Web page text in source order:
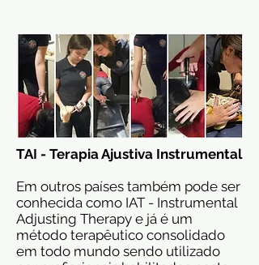
TAI - Terapia Ajustiva Instrumental
Em outros países também pode ser
conhecida como IAT - Instrumental
Adjusting Therapy e já é um
método terapêutico consolidado
em todo mundo sendo utilizado